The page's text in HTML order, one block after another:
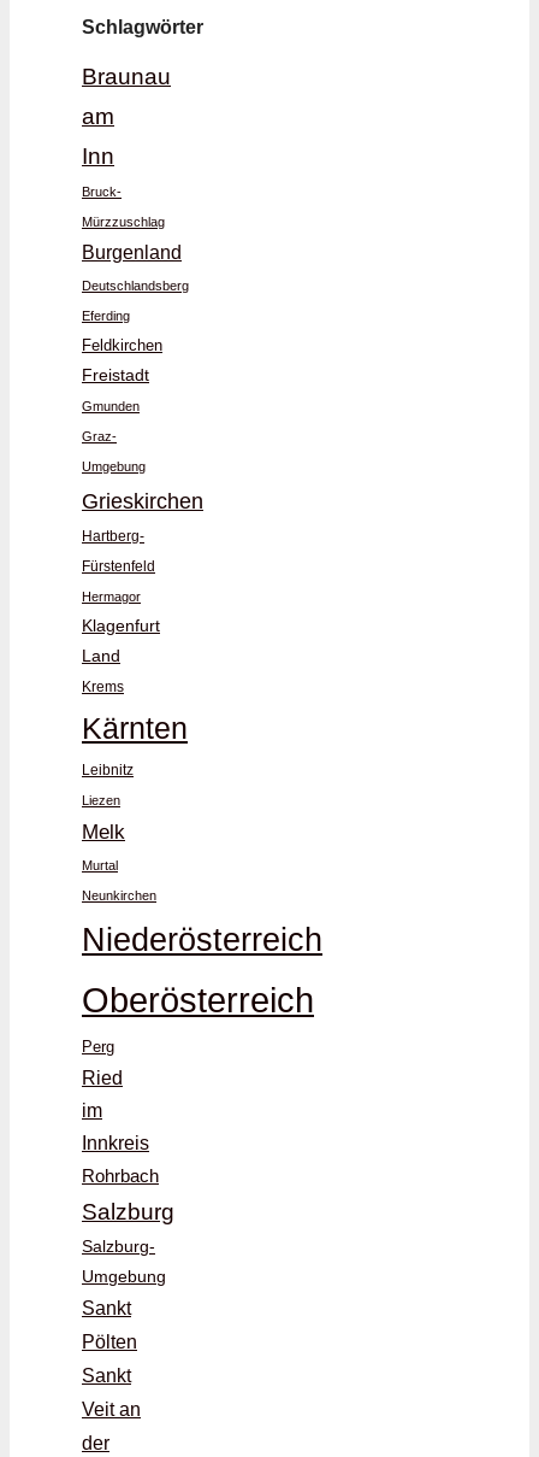
Schlagwörter
Braunau
am
Inn
Bruck-
Mürzzuschlag
Burgenland
Deutschlandsberg
Eferding
Feldkirchen
Freistadt
Gmunden
Graz-
Umgebung
Grieskirchen
Hartberg-
Fürstenfeld
Hermagor
Klagenfurt
Land
Krems
Kärnten
Leibnitz
Liezen
Melk
Murtal
Neunkirchen
Niederösterreich
Oberösterreich
Perg
Ried
im
Innkreis
Rohrbach
Salzburg
Salzburg-
Umgebung
Sankt
Pölten
Sankt
Veit an
der